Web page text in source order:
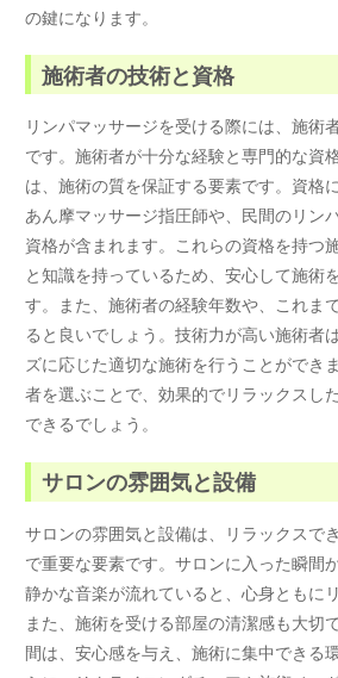
の鍵になります。
施術者の技術と資格
リンパマッサージを受ける際には、施術
です。施術者が十分な経験と専門的な資
は、施術の質を保証する要素です。資格
あん摩マッサージ指圧師や、民間のリン
資格が含まれます。これらの資格を持つ
と知識を持っているため、安心して施術
す。また、施術者の経験年数や、これま
ると良いでしょう。技術力が高い施術者
ズに応じた適切な施術を行うことができ
者を選ぶことで、効果的でリラックスし
できるでしょう。
サロンの雰囲気と設備
サロンの雰囲気と設備は、リラックスで
で重要な要素です。サロンに入った瞬間
静かな音楽が流れていると、心身ともに
また、施術を受ける部屋の清潔感も大切
間は、安心感を与え、施術に集中できる